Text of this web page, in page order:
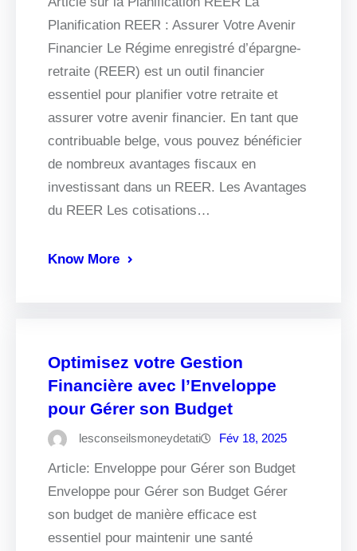
Planification REER : Assurer Votre Avenir
Financier Le Régime enregistré d’épargne-
retraite (REER) est un outil financier
essentiel pour planifier votre retraite et
assurer votre avenir financier. En tant que
contribuable belge, vous pouvez bénéficier
de nombreux avantages fiscaux en
investissant dans un REER. Les Avantages
du REER Les cotisations…
Know More
Optimisez votre Gestion
Financière avec l’Enveloppe
pour Gérer son Budget
lesconseilsmoneydetati Fév 18, 2025
Article: Enveloppe pour Gérer son Budget
Enveloppe pour Gérer son Budget Gérer
son budget de manière efficace est
essentiel pour maintenir une santé